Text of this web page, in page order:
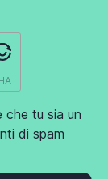
che tu sia un
di spam